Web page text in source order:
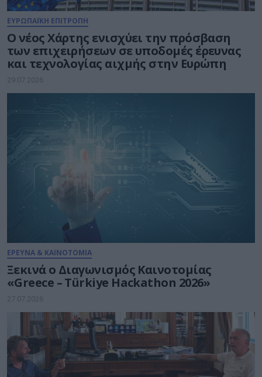
ΕΥΡΩΠΑΪΚΗ ΕΠΙΤΡΟΠΗ
Ο νέος Χάρτης ενισχύει την πρόσβαση
των επιχειρήσεων σε υποδομές έρευνας
και τεχνολογίας αιχμής στην Ευρώπη
29.07.2026
ΕΡΕΥΝΑ & ΚΑΙΝΟΤΟΜΙΑ
Ξεκινά ο Διαγωνισμός Καινοτομίας
«Greece – Türkiye Hackathon 2026»
27.07.2026